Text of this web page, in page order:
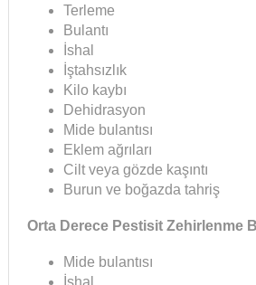
Terleme
Bulantı
İshal
İştahsızlık
Kilo kaybı
Dehidrasyon
Mide bulantısı
Eklem ağrıları
Cilt veya gözde kaşıntı
Burun ve boğazda tahriş
Orta Derece Pestisit Zehirlenme
Mide bulantısı